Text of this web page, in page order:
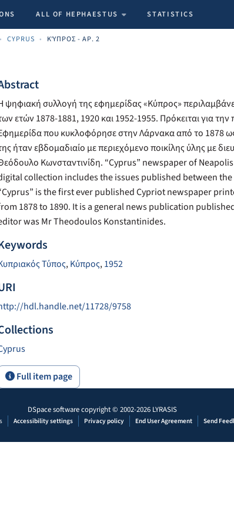
ALL OF HEPHAESTUS STATISTICS
CYPRUS ΚΎΠΡΟΣ - ΑΡ. 2
ψηφιακή συλλογή της εφημερίδας «Κύπρος»
ετών 1878-1881, 1920 και 1952-1955. Πρόκειται για
που κυκλοφόρησε στην Λάρνακα από το 1878
ήταν εβδομαδιαίο με περιεχόμενο ποικίλης ύλης με
Κωνσταντινίδη. “Cyprus” newspaper of
collection includes the issues published between the
is the first ever published Cypriot newspaper
1878 to 1890. It is a general news publication
was Mr Theodoulos Konstantinides.
Τύπος,Κύπρος,1952
hdl.handle.net/11728/9758
Full item page
DSpace softwarecopyright © 2002-2026 LYRASIS
Accessibility settings Privacy policy End User Agreement Send